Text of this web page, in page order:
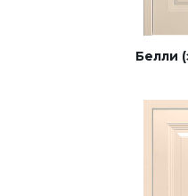
Белли